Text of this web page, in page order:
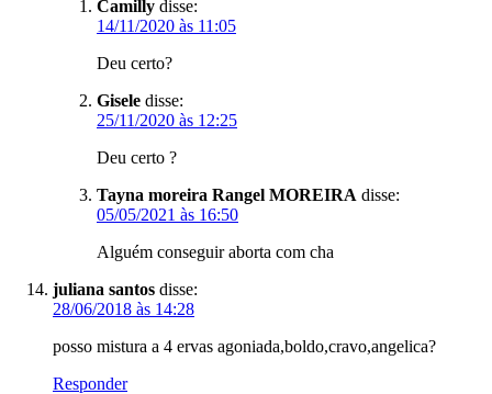
Camilly disse:
14/11/2020 às 11:05
Deu certo?
Gisele disse:
25/11/2020 às 12:25
Deu certo ?
Tayna moreira Rangel MOREIRA disse:
05/05/2021 às 16:50
Alguém conseguir aborta com cha
juliana santos disse:
28/06/2018 às 14:28
posso mistura a 4 ervas agoniada,boldo,cravo,angelica?
Responder